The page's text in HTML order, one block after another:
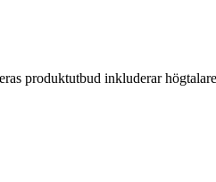
produktutbud inkluderar